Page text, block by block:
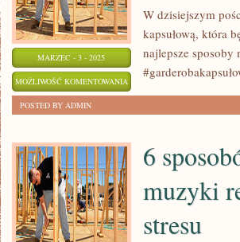
MARZEC - 3 - 2025
MOŻLIWOŚĆ KOMENTOWANIA
GARDEROBĘ
KAPSUŁOWĄ
ZOSTAŁA WYŁĄCZONA
W dzisiejszym
kapsułową, która
najlepsze
POSTED BY ADMIN
6
muzyki
stresu